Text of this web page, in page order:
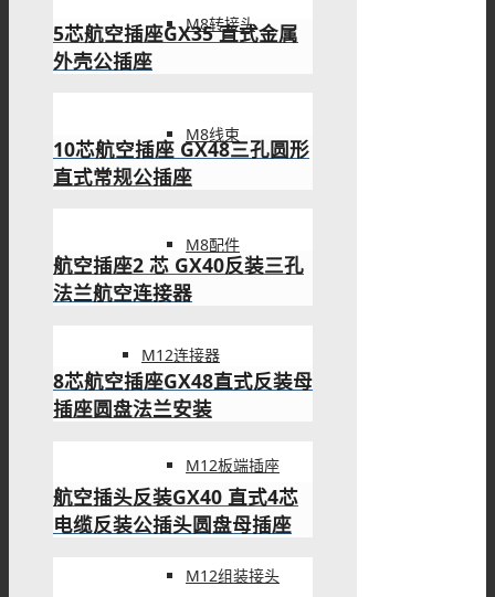
M8转接头
M8线束
M8配件
M12连接器
M12板端插座
M12组装接头
5芯航空插座GX35 直式金属
外壳公插座
10芯航空插座 GX48三孔圆形
直式常规公插座
航空插座2 芯 GX40反装三孔
法兰航空连接器
8芯航空插座GX48直式反装母
插座圆盘法兰安装
航空插头反装GX40 直式4芯
电缆反装公插头圆盘母插座